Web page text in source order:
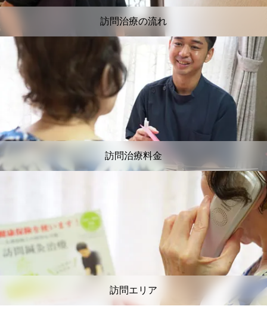
訪問治療の流れ
訪問治療料金
訪問エリア